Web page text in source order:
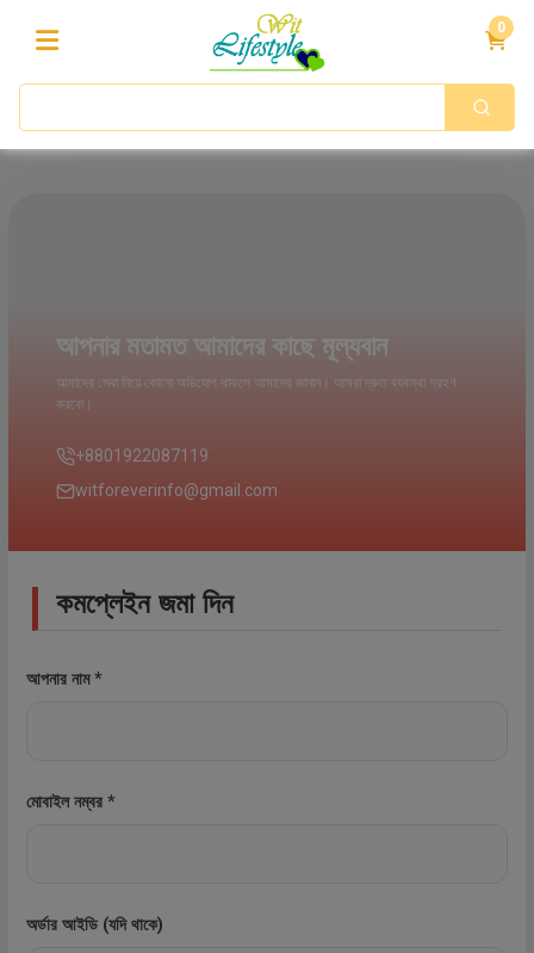
0
আপনার মতামত আমাদের কাছে মূল্যবান
আমাদের সেবা নিয়ে কোনো অভিযোগ থাকলে আমাদের জানান। আমরা দ্রুত ব্যবস্থা গ্রহণ
করবো।
+8801922087119
witforeverinfo@gmail.com
কমপ্লেইন জমা দিন
আপনার নাম *
মোবাইল নম্বর *
অর্ডার আইডি (যদি থাকে)